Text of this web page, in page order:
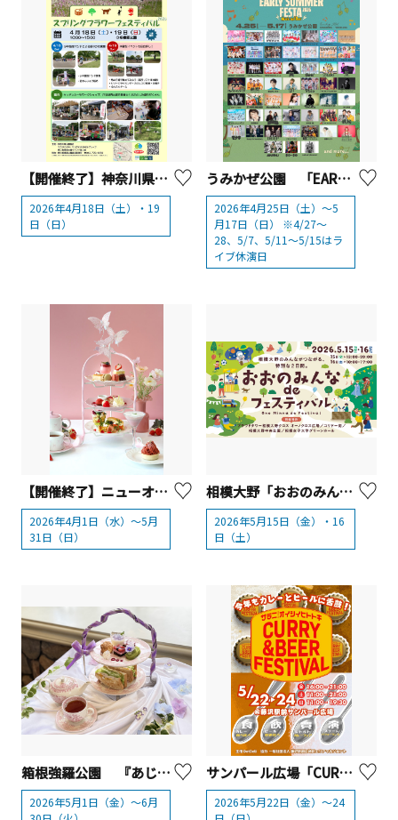
【開催終了】神奈川県立相模原公園「スプリングフラワーフェスティバル」【相模原市】
2026年4月18日（土）・19
日（日）
うみかぜ公園 「EARLY SUMMER FESTA 2026 -Music and Beer-」【横須賀市】
2026年4月25日（土）〜5
月17日（日） ※4/27〜
28、5/7、5/11〜5/15はラ
イブ休演日
【開催終了】ニューオータニイン横浜プレミアム 「アフタヌーンティー」
2026年4月1日（水）～5月
31日（日）
相模大野「おおのみんな de フェスティバル」【相模原市】
2026年5月15日（金）・16
日（土）
箱根強羅公園 『あじさいアフタヌーンティー』【箱根町】
2026年5月1日（金）～6月
サンパール広場「CURRY＆BEER FESTIVAL in藤沢」【藤沢市】
2026年5月22日（金）～24